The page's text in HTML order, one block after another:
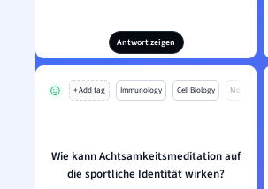
Antwort zeigen
+ Add tag Immunology Cell Biology Mo
Wie kann Achtsamkeitsmeditation auf
die sportliche Identität wirken?